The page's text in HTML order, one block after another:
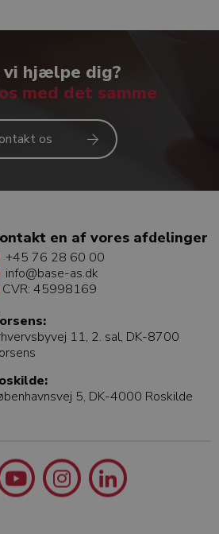
vi hjælpe dig?
med det samme
os
en af vores afdelinger
+45 76 28 60 00
info@base-as.dk
CVR: 45998169
11, 2. sal, DK-8700
5, DK-4000 Roskilde